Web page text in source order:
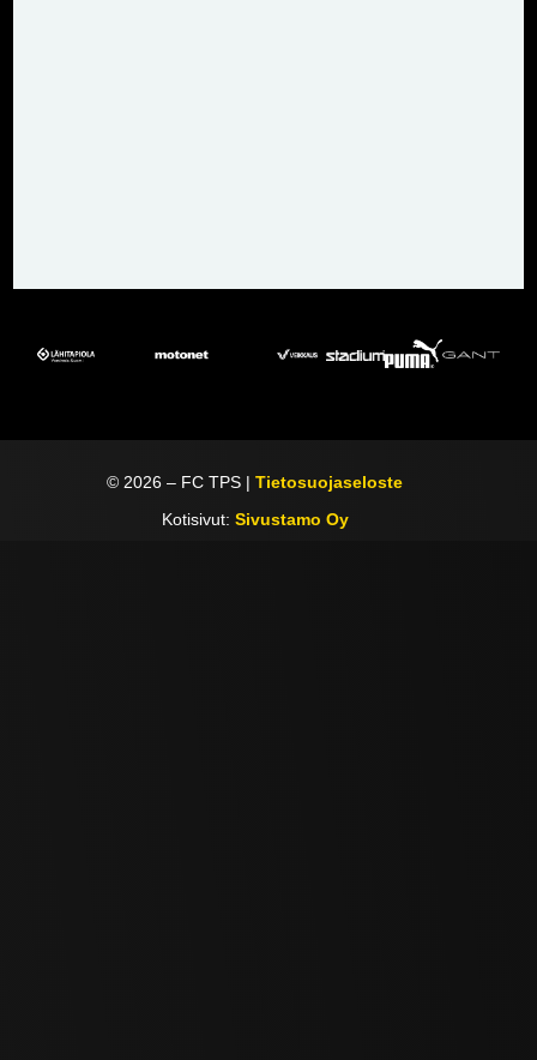
©2026 – FC TPS |Tietosuojaseloste
Kotisivut: Sivustamo Oy